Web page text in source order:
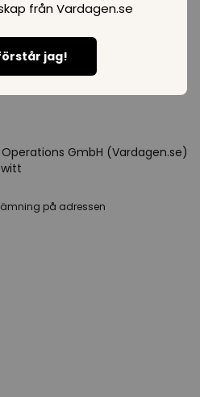
från Vardagen.se
jag!
i kategorin
GmbH (Vardagen.se)
på adressen